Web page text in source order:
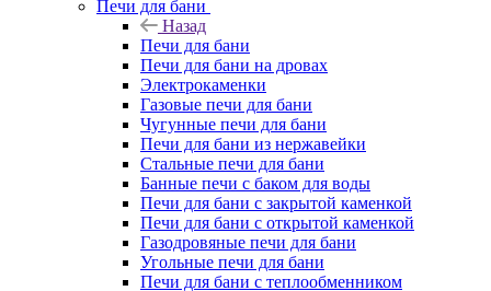
Печи для бани
Назад
Печи для бани
Печи для бани на дровах
Электрокаменки
Газовые печи для бани
Чугунные печи для бани
Печи для бани из нержавейки
Стальные печи для бани
Банные печи с баком для воды
Печи для бани с закрытой каменкой
Печи для бани с открытой каменкой
Газодровяные печи для бани
Угольные печи для бани
Печи для бани с теплообменником